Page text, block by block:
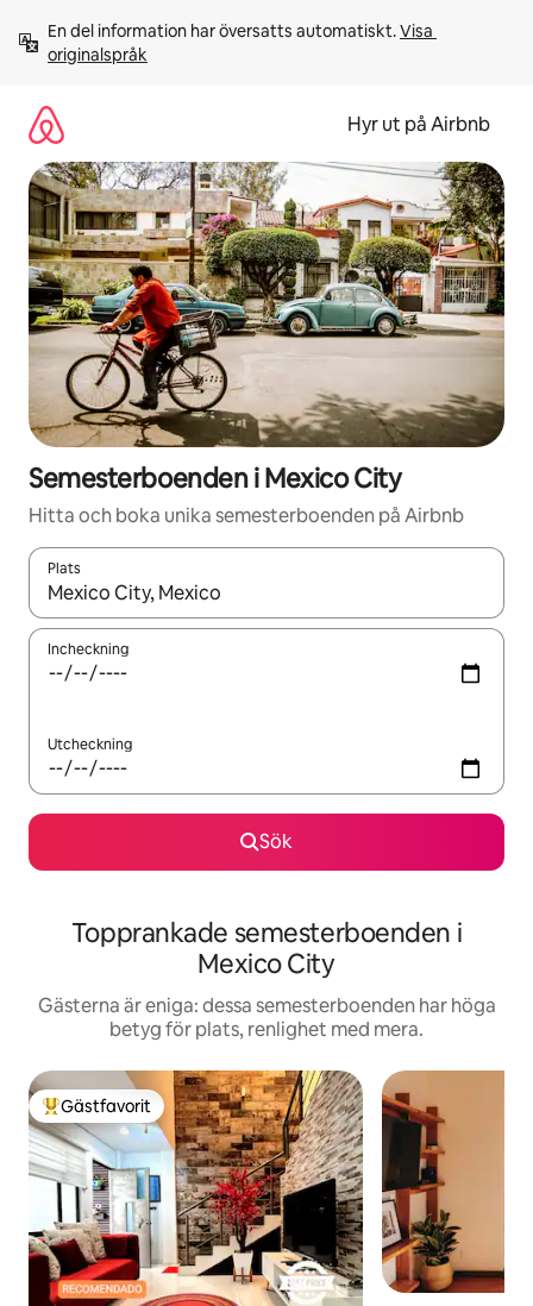
innehåll
En del information har översatts automatiskt. Visa
originalspråk
Hyr ut på Airbnb
Semesterboenden i Mexico City
Hitta och boka unika semesterboenden på Airbnb
Plats
När resultaten är tillgängliga kan du navigera med upp- och
Incheckning
Utcheckning
Sök
Topprankade semesterboenden i
Mexico City
Gästerna är eniga: dessa semesterboenden har höga
betyg för plats, renlighet med mera.
Populär gästfavorit
Gästfavorit